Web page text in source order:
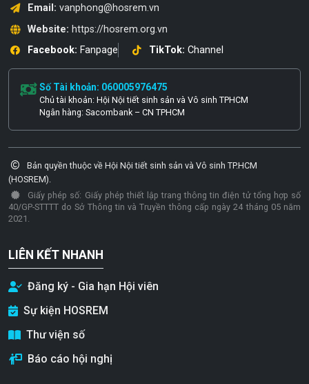
Email: vanphong@hosrem.vn
Website: https://hosrem.org.vn
Facebook: Fanpage TikTok: Channel
Số Tài khoản: 060005976475
Chủ tài khoản: Hội Nội tiết sinh sản và Vô sinh TPHCM
Ngân hàng: Sacombank – CN TPHCM
Bản quyền thuộc về Hội Nội tiết sinh sản và Vô sinh TP.HCM
(HOSREM).
Giấy phép số: Giấy phép thiết lập trang thông tin điện tử tổng hợp số
40/GP-STTTT do Sở Thông tin và Truyền thông cấp ngày 24 tháng 05 năm
2021.
LIÊN KẾT NHANH
Đăng ký - Gia hạn Hội viên
Sự kiện HOSREM
Thư viện số
Báo cáo hội nghị